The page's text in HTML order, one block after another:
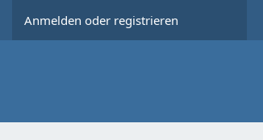
Anmelden oder registrieren